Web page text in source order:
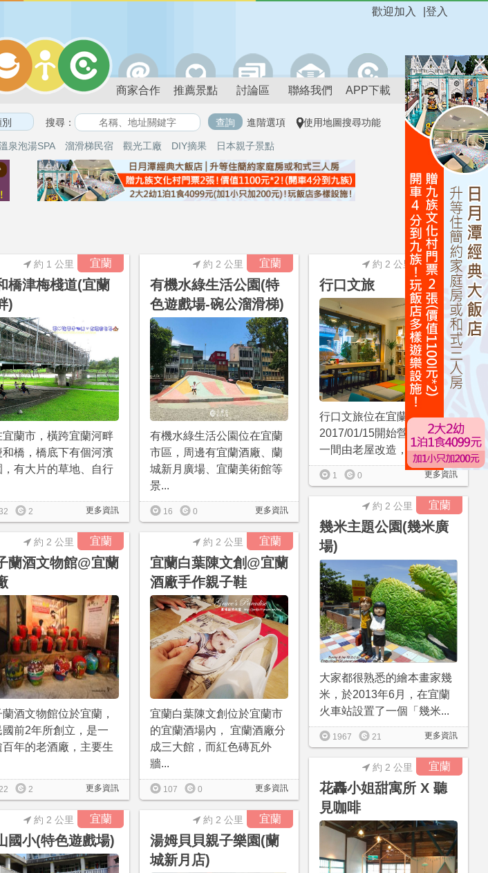
登入
歡迎加入
商家合作 推薦景點 討論區 聯絡我們 APP下載
搜尋： 進階選項 使用地圖搜尋功能
泉泡湯SPA 溜滑梯民宿 觀光工廠 DIY摘果 日本親子景點
進階搜尋
宜蘭
約 1 公里
橋津梅棧道(宜蘭
)
宜蘭市，橫跨宜蘭河畔
和橋，橋底下有個河濱
，有大片的草地、自行
更多資訊
2
宜蘭
約 2 公里
有機水綠生活公園(特
色遊戲場-碗公溜滑梯)
有機水綠生活公園位在宜蘭
市區，周邊有宜蘭酒廠、蘭
城新月廣場、宜蘭美術館等
景...
更多資訊
16 0
宜蘭
約 2 公里
行口文旅
行口文旅位在宜蘭市區，
2017/01/15開始營運，這是
一間由老屋改造，結...
更多資訊
1 0
宜蘭
約 2 公里
幾米主題公園(幾米廣
場)
大家都很熟悉的繪本畫家幾
米，於2013年6月，在宜蘭
火車站設置了一個「幾米...
更多資訊
1967 21
宜蘭
約 2 公里
蘭酒文物館@宜蘭
蘭酒文物館位於宜蘭，
國前2年所創立，是一
百年的老酒廠，主要生
更多資訊
2
宜蘭
約 2 公里
宜蘭白葉陳文創@宜蘭
酒廠手作親子鞋
宜蘭白葉陳文創位於宜蘭市
的宜蘭酒場內， 宜蘭酒廠分
成三大館，而紅色磚瓦外
牆...
更多資訊
107 0
宜蘭
約 2 公里
花轟小姐甜寓所 X 聽
見咖啡
宜蘭
約 2 公里
國小(特色遊戲場)
宜蘭
約 2 公里
湯姆貝貝親子樂園(蘭
城新月店)